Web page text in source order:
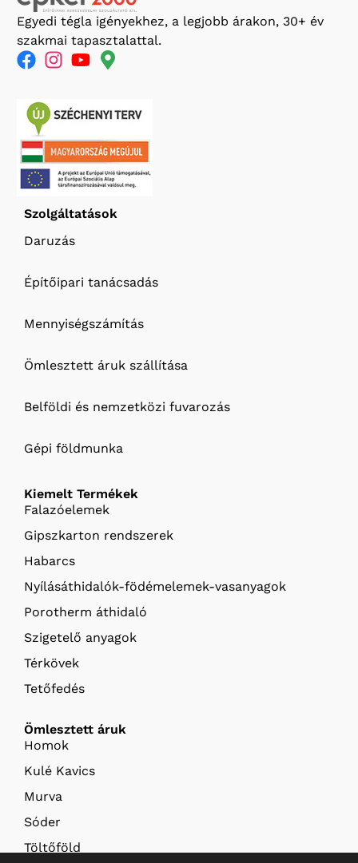
Egyedi tégla igényekhez, a legjobb árakon, 30+ év
szakmai tapasztalattal.
Szolgáltatások
Daruzás
Építőipari tanácsadás
Mennyiségszámítás
Ömlesztett áruk szállítása
Belföldi és nemzetközi fuvarozás
Gépi földmunka
Kiemelt Termékek
Falazóelemek
Gipszkarton rendszerek
Habarcs
Nyílásáthidalók-födémelemek-vasanyagok
Porotherm áthidaló
Szigetelő anyagok
Térkövek
Tetőfedés
Ömlesztett áruk
Homok
Kulé Kavics
Murva
Sóder
Töltőföld